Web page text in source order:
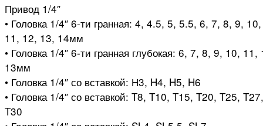
Привод 1/4″
• Головка 1/4″ 6-ти гранная: 4, 4.5, 5, 5.5, 6, 7, 8, 9, 10,
11, 12, 13, 14мм
• Головка 1/4″ 6-ти гранная глубокая: 6, 7, 8, 9, 10, 11,
13мм
• Головка 1/4″ со вставкой: Н3, H4, H5, H6
• Головка 1/4″ со вставкой: T8, T10, T15, T20, T25, T27,
T30